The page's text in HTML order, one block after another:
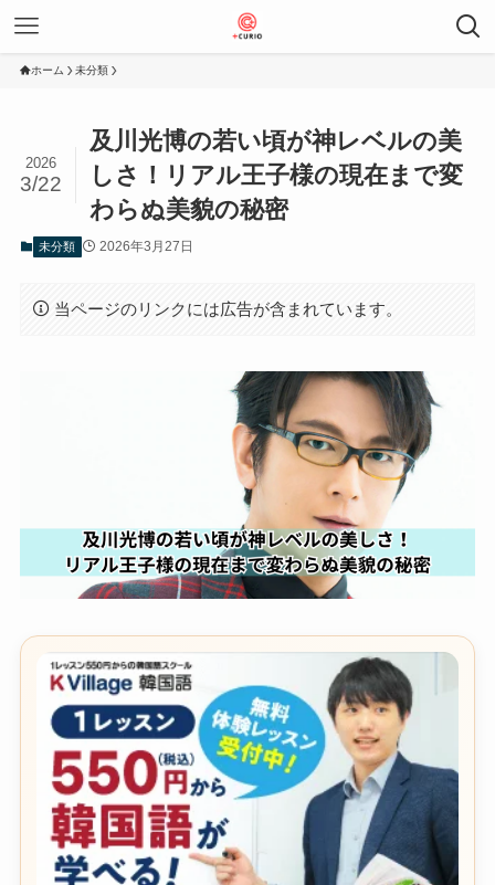
ホーム 未分類
及川光博の若い頃が神レベルの美
しさ！リアル王子様の現在まで変
わらぬ美貌の秘密
2026
3/22
未分類 2026年3月27日
当ページのリンクには広告が含まれています。